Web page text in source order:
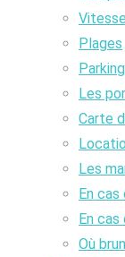
Plages
Les
Carte
Les
En cas
En
Où